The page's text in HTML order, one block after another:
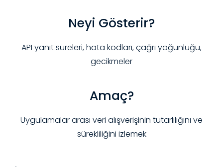
Neyi Gösterir?
API yanıt süreleri, hata kodları, çağrı yoğunluğu,
gecikmeler
Amaç?
Uygulamalar arası veri alışverişinin tutarlılığını ve
sürekliliğini izlemek